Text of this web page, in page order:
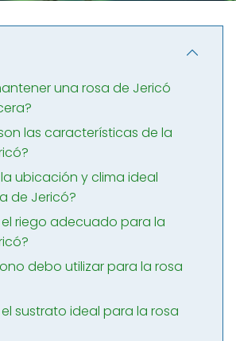
una rosa de Jericó
las características de la
ubicación y clima ideal
de Jericó?
el riego adecuado para la
debo utilizar para la rosa
el sustrato ideal para la rosa